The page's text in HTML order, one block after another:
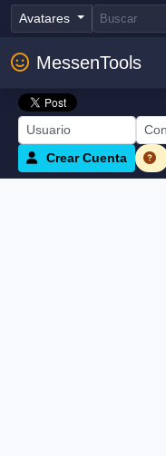
Avatares
MessenTools
Crear Cuenta